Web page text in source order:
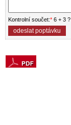
Kontrolní součet:* 6 + 3 ?